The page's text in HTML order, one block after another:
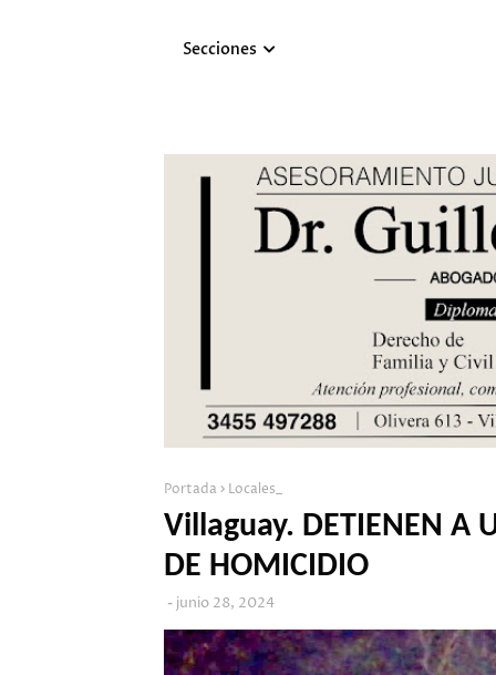
Secciones
Portada Locales_
Villaguay. DETIENEN A
DE HOMICIDIO
junio 28, 2024